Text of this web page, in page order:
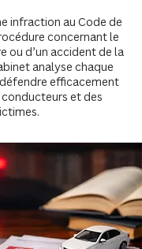
infraction au Code de
concernant le
ou d’un accident de la
analyse chaque
efficacement
et des